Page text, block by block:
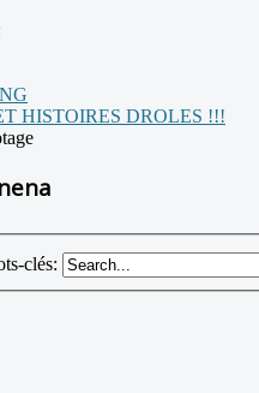
HISTOIRES DROLES !!!
clés: